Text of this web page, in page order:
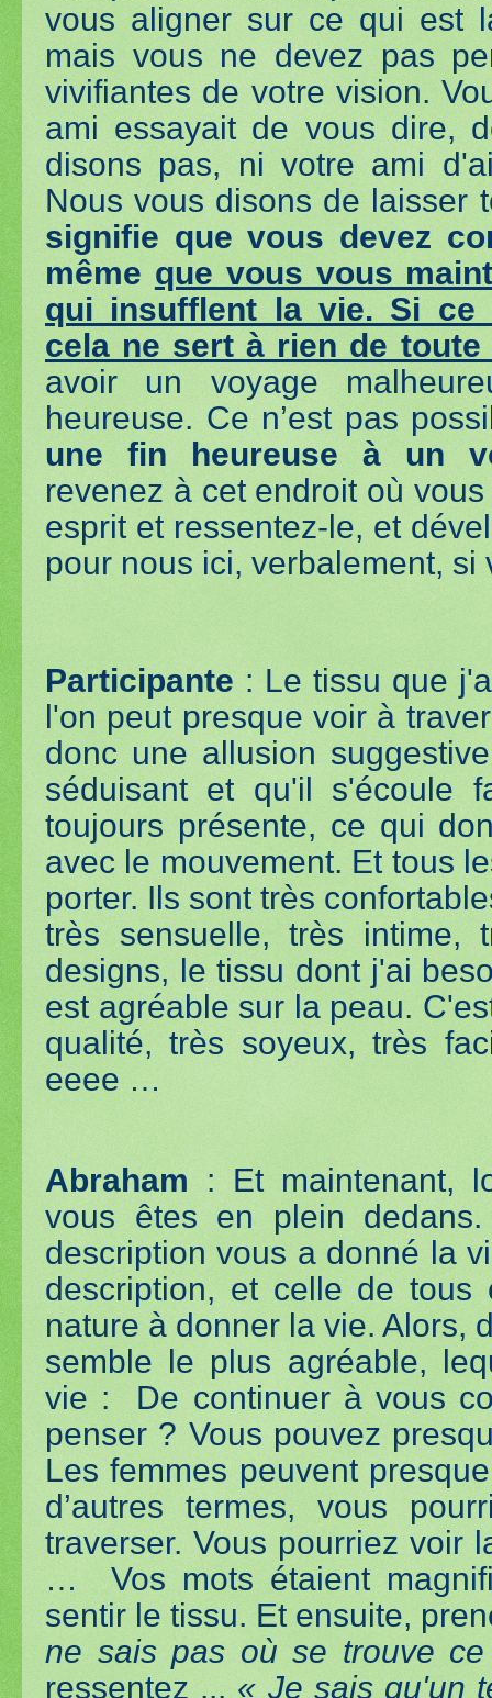
vous aligner sur ce qui est
mais vous ne devez pas
vivifiantes de votre vision.
ami essayait de vous dire,
disons pas, ni votre ami
Nous vous disons de laisser
signifie que vous devez
même que vous vous
qui insufflent la vie. Si ce
cela ne sert à rien de toute
avoir un voyage
heureuse. Ce n’est pas
une fin heureuse à un
revenez à cet endroit où
esprit et ressentez-le, et
pour nous ici, verbalement, si
Participante : Le tissu que
l'on peut presque voir à
donc une allusion
séduisant et qu'il s'écoule
toujours présente, ce qui
avec le mouvement. Et tous
porter. Ils sont très
très sensuelle, très intime,
designs, le tissu dont j'ai
est agréable sur la peau.
qualité, très soyeux, très
eeee …
Abraham : Et maintenant,
vous êtes en plein
description vous a donné la
description, et celle de
nature à donner la vie. Alors,
semble le plus agréable,
vie : De continuer à vous
penser ? Vous pouvez
Les femmes peuvent
d’autres termes, vous
traverser. Vous pourriez voir
… Vos mots étaient
sentir le tissu. Et ensuite,
ne sais pas où se trouve
ressentez ... « Je sais qu'un